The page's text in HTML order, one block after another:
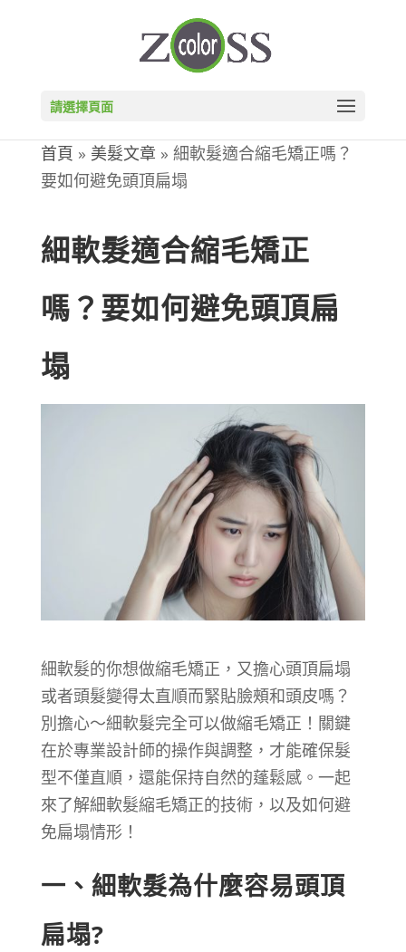
請選擇頁面
首頁 » 美髮文章 » 細軟髮適合縮毛矯正嗎？
要如何避免頭頂扁塌
細軟髮適合縮毛矯正
嗎？要如何避免頭頂扁
塌
細軟髮的你想做縮毛矯正，又擔心頭頂扁塌
或者頭髮變得太直順而緊貼臉頰和頭皮嗎？
別擔心～細軟髮完全可以做縮毛矯正！關鍵
在於專業設計師的操作與調整，才能確保髮
型不僅直順，還能保持自然的蓬鬆感。一起
來了解細軟髮縮毛矯正的技術，以及如何避
免扁塌情形！
一、細軟髮為什麼容易頭頂
扁塌?